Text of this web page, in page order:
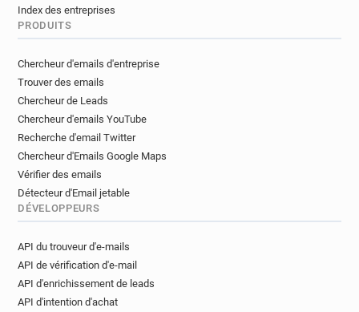
Index des entreprises
PRODUITS
Chercheur d'emails d'entreprise
Trouver des emails
Chercheur de Leads
Chercheur d'emails YouTube
Recherche d'email Twitter
Chercheur d'Emails Google Maps
Vérifier des emails
Détecteur d'Email jetable
DÉVELOPPEURS
API du trouveur d'e-mails
API de vérification d'e-mail
API d'enrichissement de leads
API d'intention d'achat